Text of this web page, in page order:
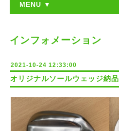
MENU ▼
インフォメーション
2021-10-24 12:33:00
オリジナルソールウェッジ納品